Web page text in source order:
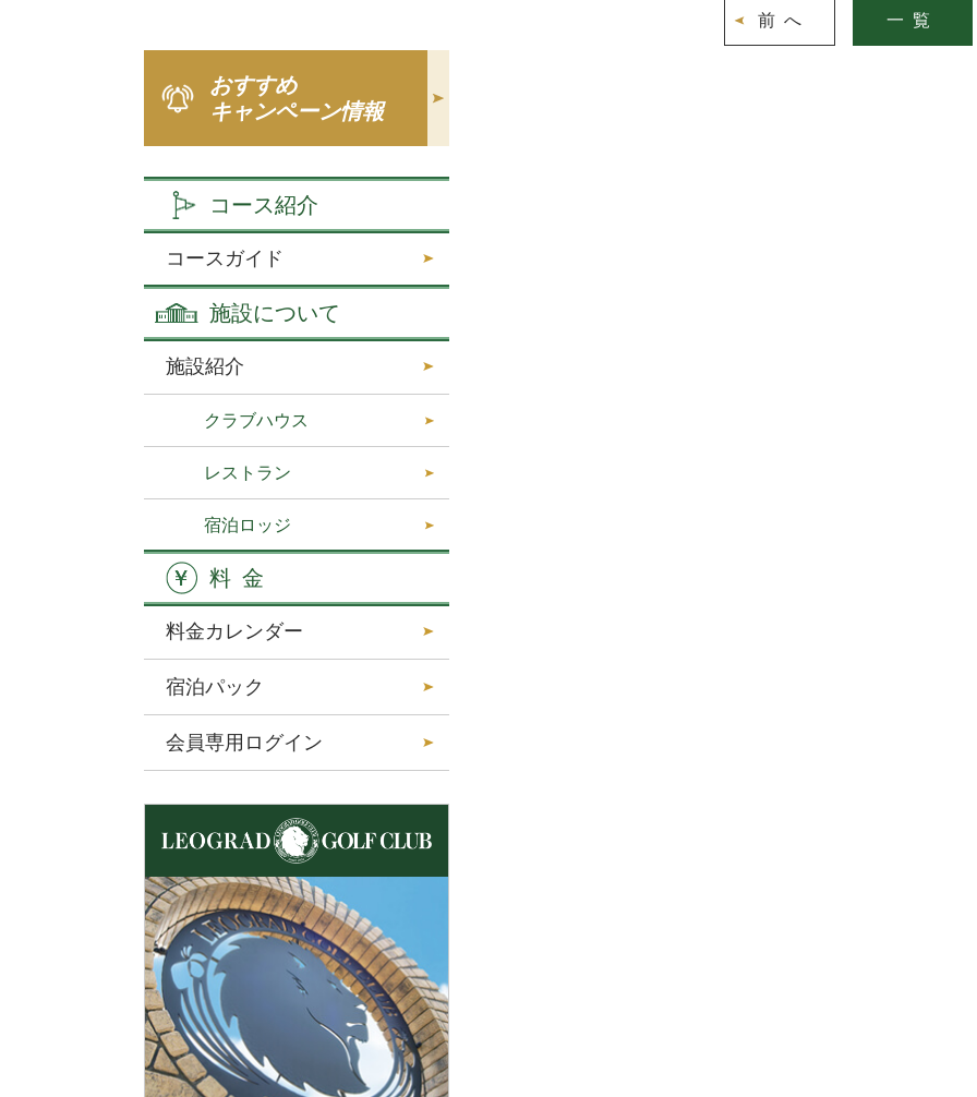
前へ 一覧
おすすめ
キャンペーン情報
コース紹介
コースガイド
施設について
施設紹介
クラブハウス
レストラン
宿泊ロッジ
料金
料金カレンダー
宿泊パック
会員専用ログイン